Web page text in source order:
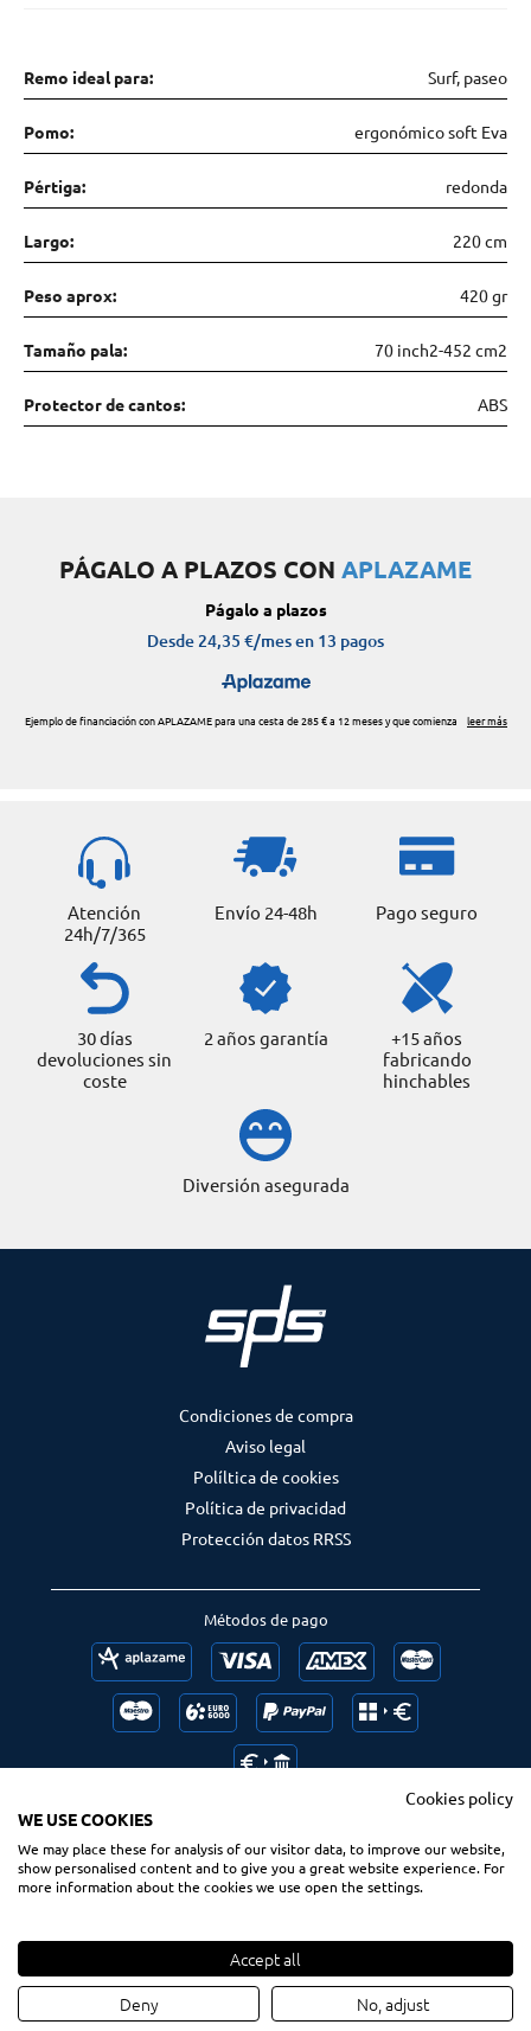
Remo ideal para: Surf, paseo
Pomo: ergonómico soft Eva
Pértiga: redonda
Largo: 220 cm
Peso aprox: 420 gr
Tamaño pala: 70 inch2-452 cm2
Protector de cantos: ABS
PÁGALO A PLAZOS CON APLAZAME
Atención
24h/7/365
Envío 24-48h Pago seguro
30 días
devoluciones sin
coste
2 años garantía
+15 años
fabricando
hinchables
Diversión asegurada
© 2020 Spsurf.com
Derechos reservados
Métodos de pago
Follow us Ranking us
Condiciones de compra
Aviso legal
Políltica de cookies
Política de privacidad
Protección datos RRSS
Cookies policy
WE USE COOKIES
We may place these for analysis of our visitor data, to improve our website,
show personalised content and to give you a great website experience. For
more information about the cookies we use open the settings.
Accept all
Deny
No, adjust